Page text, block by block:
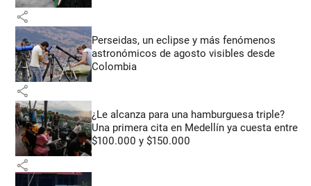
share
Perseidas, un eclipse y más fenómenos
astronómicos de agosto visibles desde
Colombia
share
¿Le alcanza para una hamburguesa triple?
Una primera cita en Medellín ya cuesta entre
$100.000 y $150.000
share